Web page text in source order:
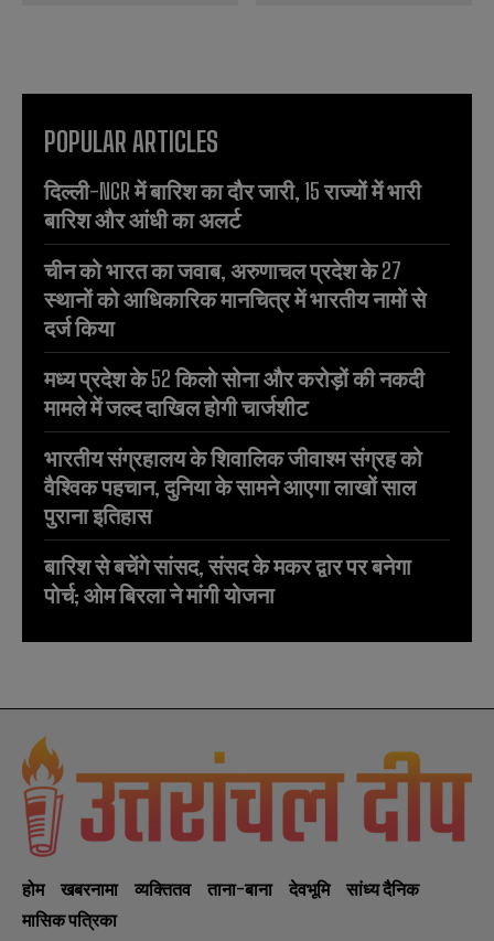
POPULAR ARTICLES
दिल्ली-NCR में बारिश का दौर जारी, 15 राज्यों में भारी
बारिश और आंधी का अलर्ट
चीन को भारत का जवाब, अरुणाचल प्रदेश के 27
स्थानों को आधिकारिक मानचित्र में भारतीय नामों से
दर्ज किया
मध्य प्रदेश के 52 किलो सोना और करोड़ों की नकदी
मामले में जल्द दाखिल होगी चार्जशीट
भारतीय संग्रहालय के शिवालिक जीवाश्म संग्रह को
वैश्विक पहचान, दुनिया के सामने आएगा लाखों साल
पुराना इतिहास
बारिश से बचेंगे सांसद, संसद के मकर द्वार पर बनेगा
पोर्च; ओम बिरला ने मांगी योजना
होम खबरनामा व्यक्तितव ताना-बाना देवभूमि
सांध्य दैनिक
मासिक पत्रिका